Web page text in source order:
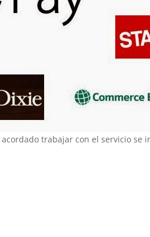
trabajar con el servicio se